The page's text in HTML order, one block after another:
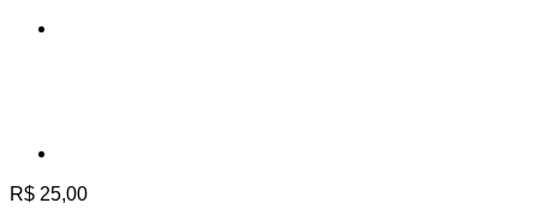
R$ 25,00